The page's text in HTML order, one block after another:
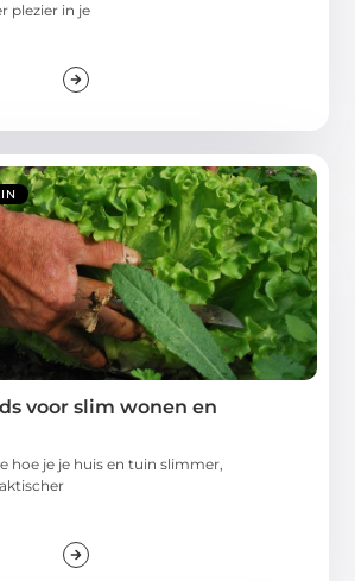
plezier in je
voor slim wonen en
hoe je je huis en tuin slimmer,